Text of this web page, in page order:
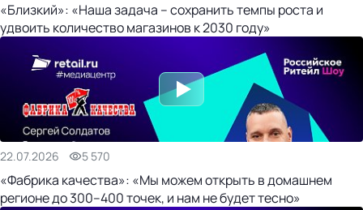
«Близкий»: «Наша задача – сохранить темпы роста и
удвоить количество магазинов к 2030 году»
22.07.2026 5 570
«Фабрика качества»: «Мы можем открыть в домашнем
регионе до 300–400 точек, и нам не будет тесно»